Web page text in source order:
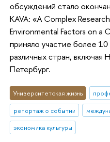
обсуждений стало
КAVA: «A Complex
Environmental Factors on a
приняло участие более 10
различных стран,
Петербург.
Университетская жизнь
репортаж о событии
экономика культуры